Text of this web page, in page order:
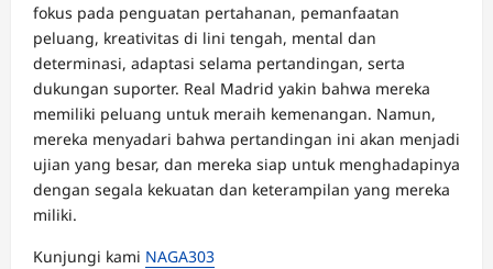
fokus pada penguatan pertahanan, pemanfaatan
peluang, kreativitas di lini tengah, mental dan
determinasi, adaptasi selama pertandingan, serta
dukungan suporter. Real Madrid yakin bahwa mereka
memiliki peluang untuk meraih kemenangan. Namun,
mereka menyadari bahwa pertandingan ini akan menjadi
ujian yang besar, dan mereka siap untuk menghadapinya
dengan segala kekuatan dan keterampilan yang mereka
miliki.
Kunjungi kami NAGA303